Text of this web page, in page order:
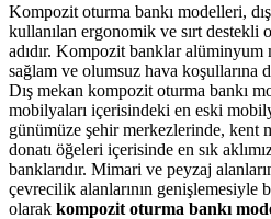
Kompozit oturma bankı modelleri,
kullanılan ergonomik ve sırt destekli
adıdır. Kompozit banklar alüminyum
sağlam ve olumsuz hava koşullarına
Dış mekan kompozit oturma bankı
mobilyaları içerisindeki en eski
günümüze şehir merkezlerinde, kent
donatı öğeleri içerisinde en sık
banklarıdır. Mimari ve peyzaj
çevrecilik alanlarının genişlemesiyle
olarak kompozit oturma bankı